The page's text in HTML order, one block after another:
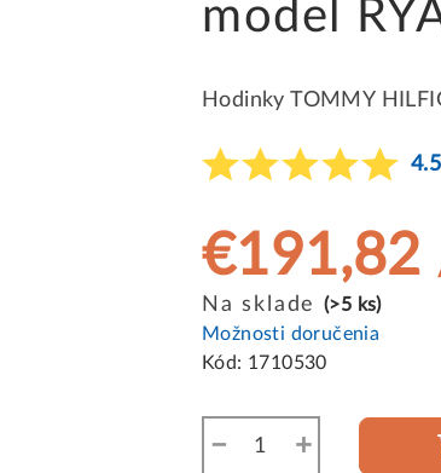
model
Hodinky TOMMY
€191,82
Jednotková
cena:
Na sklade (>5 ks)
Možnosti doručenia
Kód: 1710530
+
−